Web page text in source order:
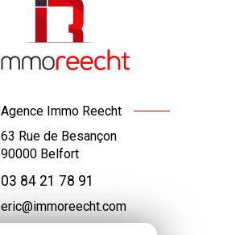
Agence Immo Reecht
63 Rue de Besançon
90000 Belfort
03 84 21 78 91
eric@immoreecht.com